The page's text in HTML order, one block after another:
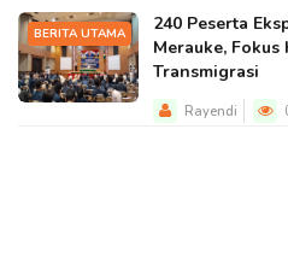
BERITA UTAMA
240 Peserta
Merauke, Fokus
Transmigrasi
Rayendi